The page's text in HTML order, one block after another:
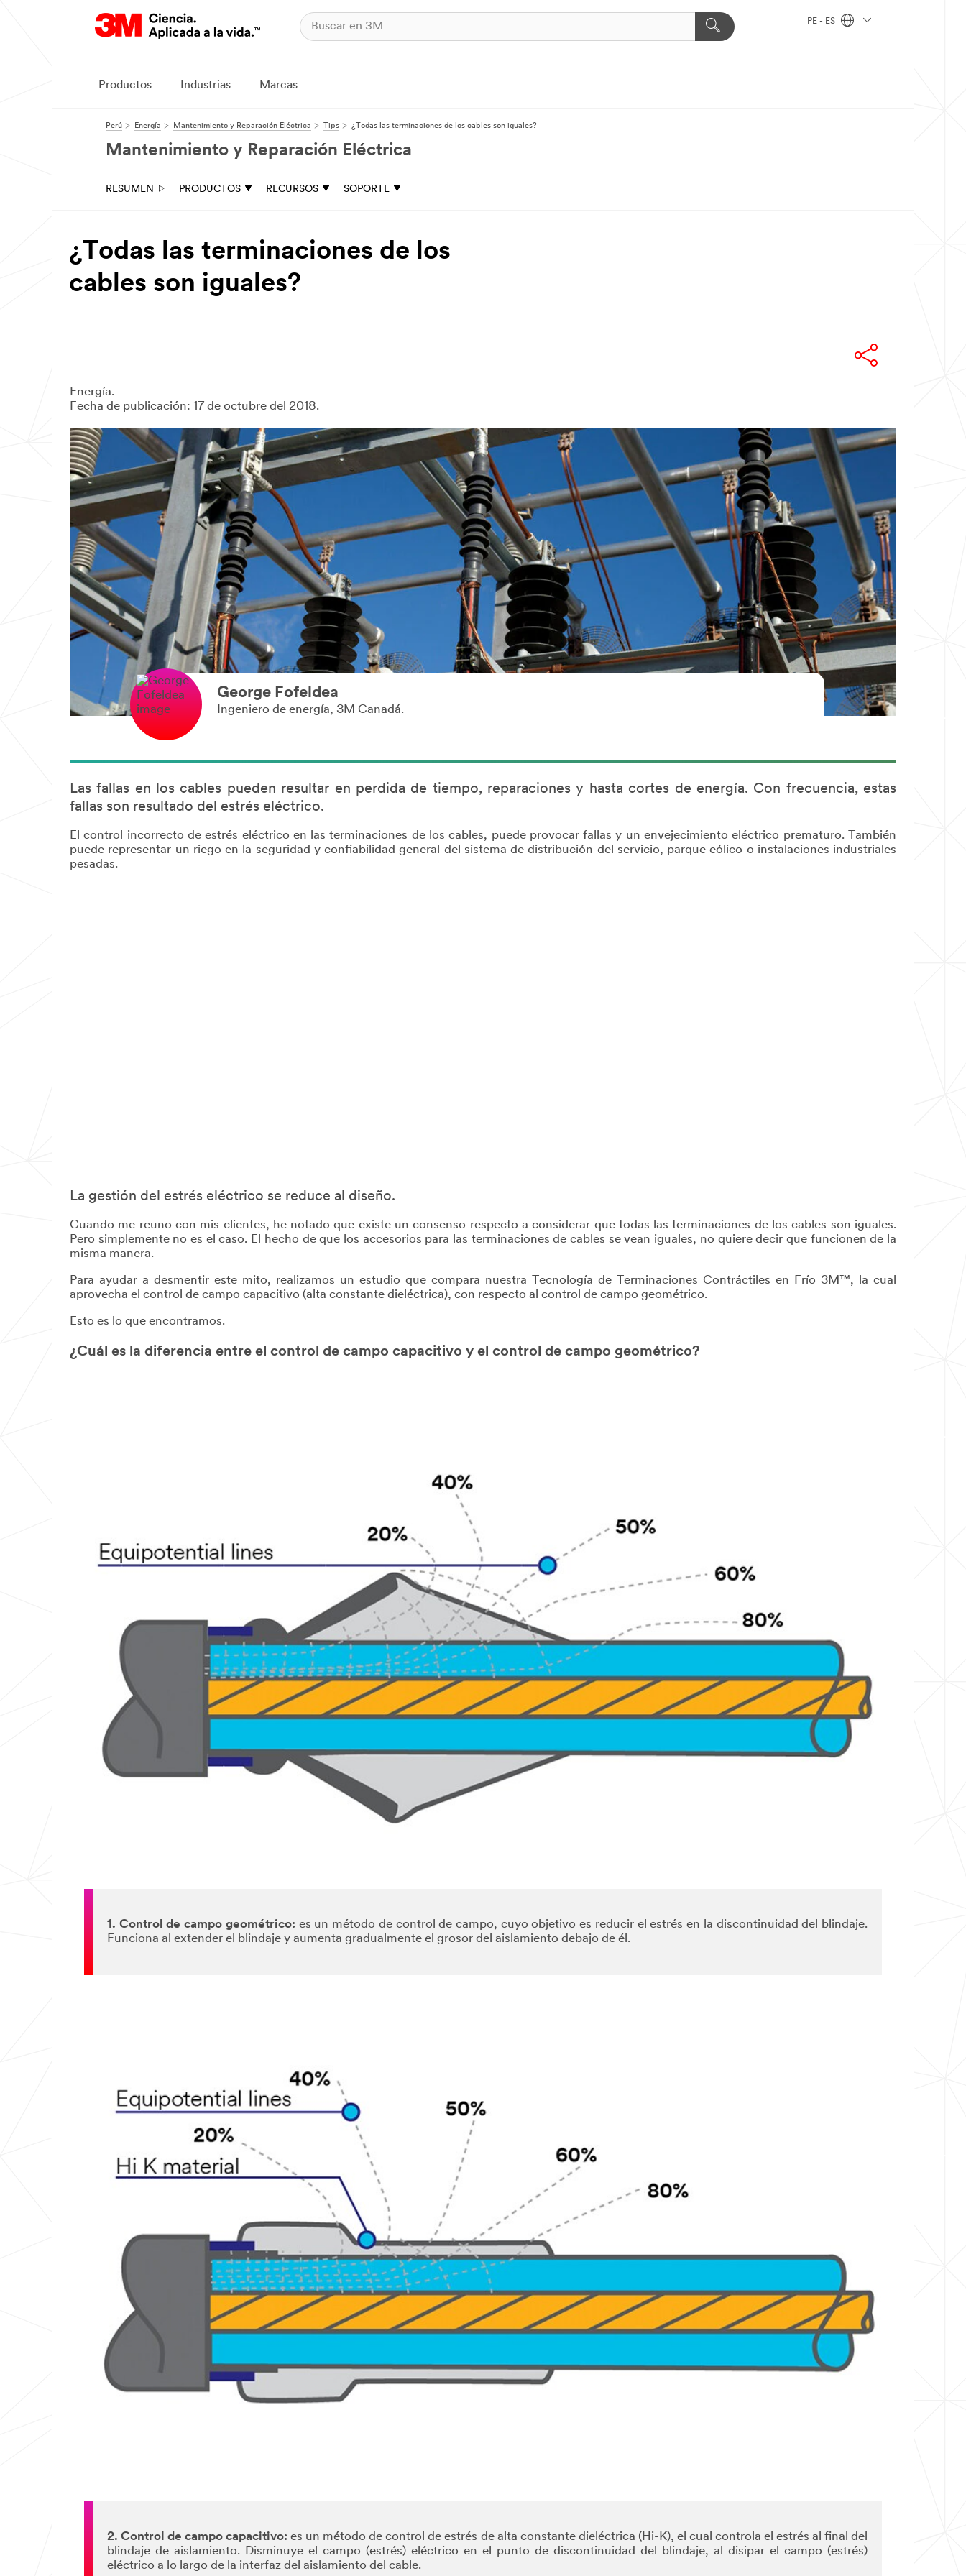
PE - ES
Productos Industrias Marcas
Perú Energía Mantenimiento y Reparación Eléctrica Tips ¿Todas las terminaciones de los cables son iguales?
Mantenimiento y Reparación Eléctrica
RESUMEN PRODUCTOS RECURSOS SOPORTE
¿Todas las terminaciones de los
cables son iguales?
Energía.
Fecha de publicación: 17 de octubre del 2018.
George Fofeldea
Ingeniero de energía, 3M Canadá.
Las fallas en los cables pueden resultar en perdida de tiempo, reparaciones y hasta cortes de energía. Con frecuencia, estas
fallas son resultado del estrés eléctrico.
El control incorrecto de estrés eléctrico en las terminaciones de los cables, puede provocar fallas y un envejecimiento eléctrico prematuro. También
puede representar un riego en la seguridad y confiabilidad general del sistema de distribución del servicio, parque eólico o instalaciones industriales
pesadas.
La gestión del estrés eléctrico se reduce al diseño.
Cuando me reuno con mis clientes, he notado que existe un consenso respecto a considerar que todas las terminaciones de los cables son iguales.
Pero simplemente no es el caso. El hecho de que los accesorios para las terminaciones de cables se vean iguales, no quiere decir que funcionen de la
misma manera.
Para ayudar a desmentir este mito, realizamos un estudio que compara nuestra Tecnología de Terminaciones Contráctiles en Frío 3M™, la cual
aprovecha el control de campo capacitivo (alta constante dieléctrica), con respecto al control de campo geométrico.
Esto es lo que encontramos.
¿Cuál es la diferencia entre el control de campo capacitivo y el control de campo geométrico?
1. Control de campo geométrico: es un método de control de campo, cuyo objetivo es reducir el estrés en la discontinuidad del blindaje.
Funciona al extender el blindaje y aumenta gradualmente el grosor del aislamiento debajo de él.
2. Control de campo capacitivo: es un método de control de estrés de alta constante dieléctrica (Hi-K), el cual controla el estrés al final del
blindaje de aislamiento. Disminuye el campo (estrés) eléctrico en el punto de discontinuidad del blindaje, al disipar el campo (estrés)
eléctrico a lo largo de la interfaz del aislamiento del cable.